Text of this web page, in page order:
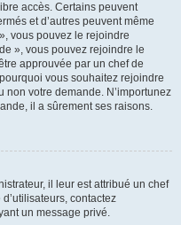
accès. Certains peuvent
et d’autres peuvent même
vous pouvez le rejoindre
», vous pouvez rejoindre le
approuvée par un chef de
vous souhaitez rejoindre
non votre demande. N’importunez
il a sûrement ses raisons.
il leur est attribué un chef
contactez
un message privé.